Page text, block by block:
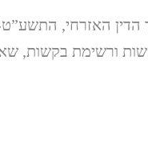
ורשימת בקשות,